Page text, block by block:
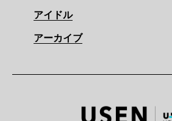
アイドル
アーカイブ